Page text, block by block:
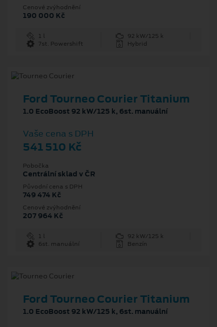
Cenové zvýhodnění
190 000 Kč
1 l
92 kW/125 k
7st. Powershift
Hybrid
Ford Tourneo Courier Titanium
1.0 EcoBoost 92 kW/125 k, 6st. manuální
Vaše cena s DPH
541 510 Kč
Pobočka
Centrální sklad v ČR
Původní cena s DPH
749 474 Kč
Cenové zvýhodnění
207 964 Kč
1 l
92 kW/125 k
6st. manuální
Benzín
Ford Tourneo Courier Titanium
1.0 EcoBoost 92 kW/125 k, 6st. manuální